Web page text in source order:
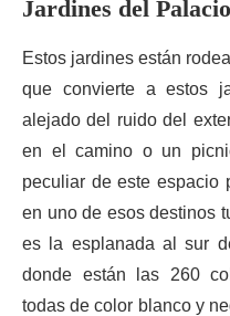
Jardines del
Estos jardines están
que convierte a estos
alejado del ruido del
en el camino o un
peculiar de este espacio
en uno de esos destinos
es la esplanada al sur
donde están las 260
todas de color blanco y